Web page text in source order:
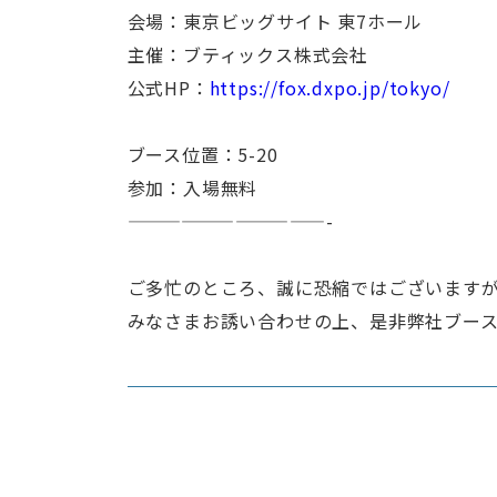
会場：東京ビッグサイト 東7ホール
主催：ブティックス株式会社
公式HP： https://fox.dxpo.jp/tokyo/
ブース位置：5-20
参加：入場無料
———————————-
ご多忙のところ、誠に恐縮ではございますが
みなさまお誘い合わせの上、是非弊社ブー